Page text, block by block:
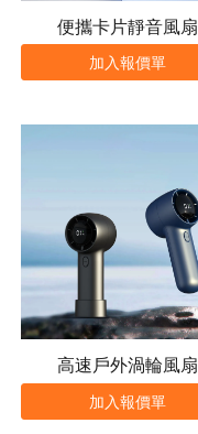
便攜卡片靜音風扇
加入報價單
高速戶外渦輪風扇
加入報價單